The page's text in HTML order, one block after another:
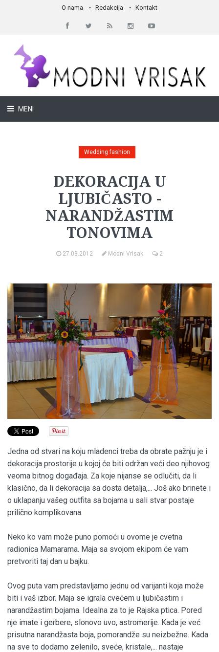
O nama Redakcija Kontakt
MENI
Wedding fashion
DEKORACIJA U
LJUBIČASTO -
NARANDŽASTIM
TONOVIMA
27.03.2012 Modni Vrisak 2
Jedna od stvari na koju mladenci treba da obrate pažnju je i
dekoracija prostorije u kojoj će biti održan veći deo njihovog
veoma bitnog događaja. Za koje nijanse se odlučiti, da li
klasično, da li dekoracija sa dosta detalja,... Još ako brinete i
o uklapanju vašeg outfita sa bojama u sali stvar postaje
prilično komplikovana.
Neko ko vam može puno pomoći u ovome je cvetna
radionica Mamarama. Maja sa svojom ekipom će vam
pretvoriti taj dan u bajku.
Ovog puta vam predstavljamo jednu od varijanti koja može
biti i vaš izbor. Maja se igrala cvećem u ljubičastim i
narandžastim bojama. Idealna za to je Rajska ptica. Pored
nje imate i gerbere, slonovo uvo, astromerije. Kada je već
prisutna narandžasta boja, pomorandže su neizbežne. Kada
na sve to dodamo zelenilo, sveće, kristale,... nastaje